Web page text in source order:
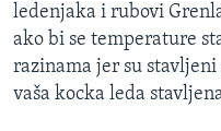
ledenjaka i rubovi
ako bi se temperature
razinama jer su
vaša kocka leda